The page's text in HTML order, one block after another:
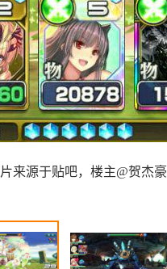
来源于贴吧，楼主@贺杰豪